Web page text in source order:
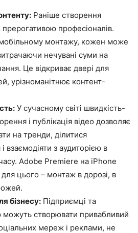
Раніше створення
прерогативою професіоналів.
монтажу, кожен може
нечувані суми на
Це відкриває двері для
урізноманітнює контент-
У сучасному світі швидкість-
і публікація відео дозволяє
на тренди, ділитися
взаємодіяти з аудиторією в
Adobe Premiere на iPhone
для цього – монтаж в дорозі, в
бізнесу: Підприємці та
можуть створювати привабливий
мереж і реклами, не